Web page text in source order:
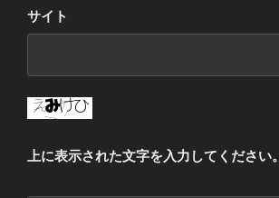
サイト
上に表示された文字を入力してください。